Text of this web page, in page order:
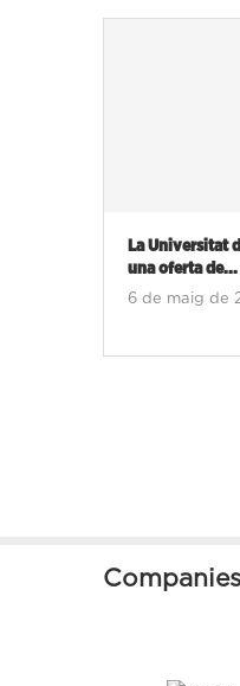
La Universitat
una oferta de...
6 de maig de